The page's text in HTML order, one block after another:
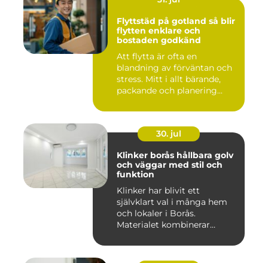
Flyttstäd på gotland så blir
flytten enklare och
bostaden godkänd
Att flytta är ofta en
blandning av förväntan och
stress. Mitt i allt bärande,
packande och planering...
30. jul
Klinker borås hållbara golv
och väggar med stil och
funktion
Klinker har blivit ett
självklart val i många hem
och lokaler i Borås.
Materialet kombinerar